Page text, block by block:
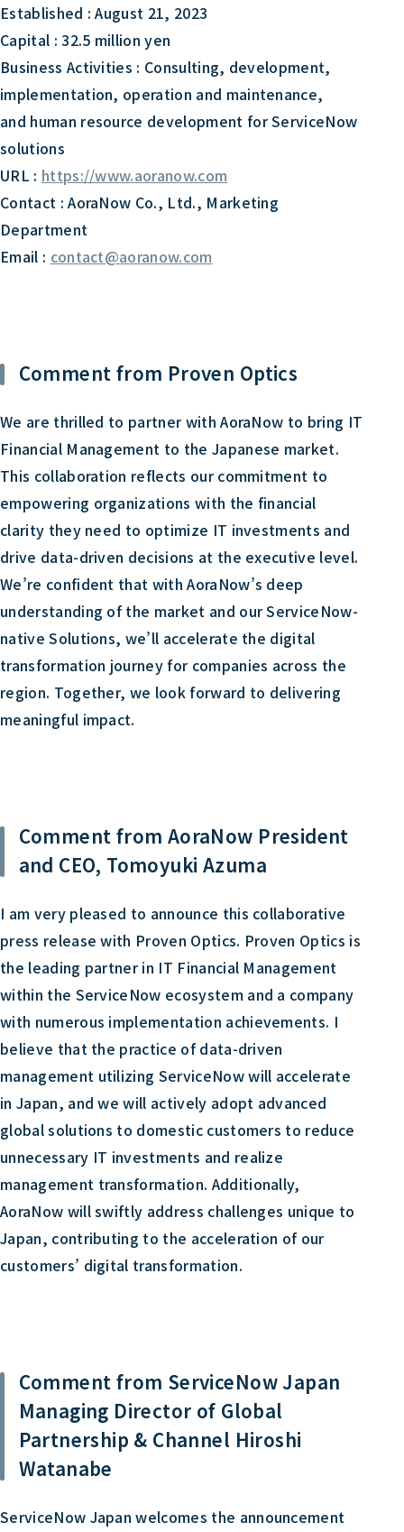
Established : August 21, 2023
Capital : 32.5 million yen
Business Activities : Consulting, development,
implementation, operation and maintenance,
and human resource development for ServiceNow
solutions
URL : https://www.aoranow.com
Contact : AoraNow Co., Ltd., Marketing
Department
Email : contact@aoranow.com
Comment from Proven Optics
We are thrilled to partner with AoraNow to bring IT
Financial Management to the Japanese market.
This collaboration reflects our commitment to
empowering organizations with the financial
clarity they need to optimize IT investments and
drive data-driven decisions at the executive level.
We’re confident that with AoraNow’s deep
understanding of the market and our ServiceNow-
native Solutions, we’ll accelerate the digital
transformation journey for companies across the
region. Together, we look forward to delivering
meaningful impact.
Comment from AoraNow President
and CEO, Tomoyuki Azuma
I am very pleased to announce this collaborative
press release with Proven Optics. Proven Optics is
the leading partner in IT Financial Management
within the ServiceNow ecosystem and a company
with numerous implementation achievements. I
believe that the practice of data-driven
management utilizing ServiceNow will accelerate
in Japan, and we will actively adopt advanced
global solutions to domestic customers to reduce
unnecessary IT investments and realize
management transformation. Additionally,
AoraNow will swiftly address challenges unique to
Japan, contributing to the acceleration of our
customers’ digital transformation.
Comment from ServiceNow Japan
Managing Director of Global
Partnership & Channel Hiroshi
Watanabe
ServiceNow Japan welcomes the announcement